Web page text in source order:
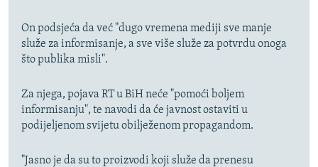
On podsjeća da već "dugo vremena mediji sve manje
služe za informisanje, a sve više služe za potvrdu onoga
što publika misli".
Za njega, pojava RT u BiH neće "pomoći boljem
informisanju", te navodi da će javnost ostaviti u
podijeljenom svijetu obilježenom propagandom.
"Jasno je da su to proizvodi koji služe da prenesu